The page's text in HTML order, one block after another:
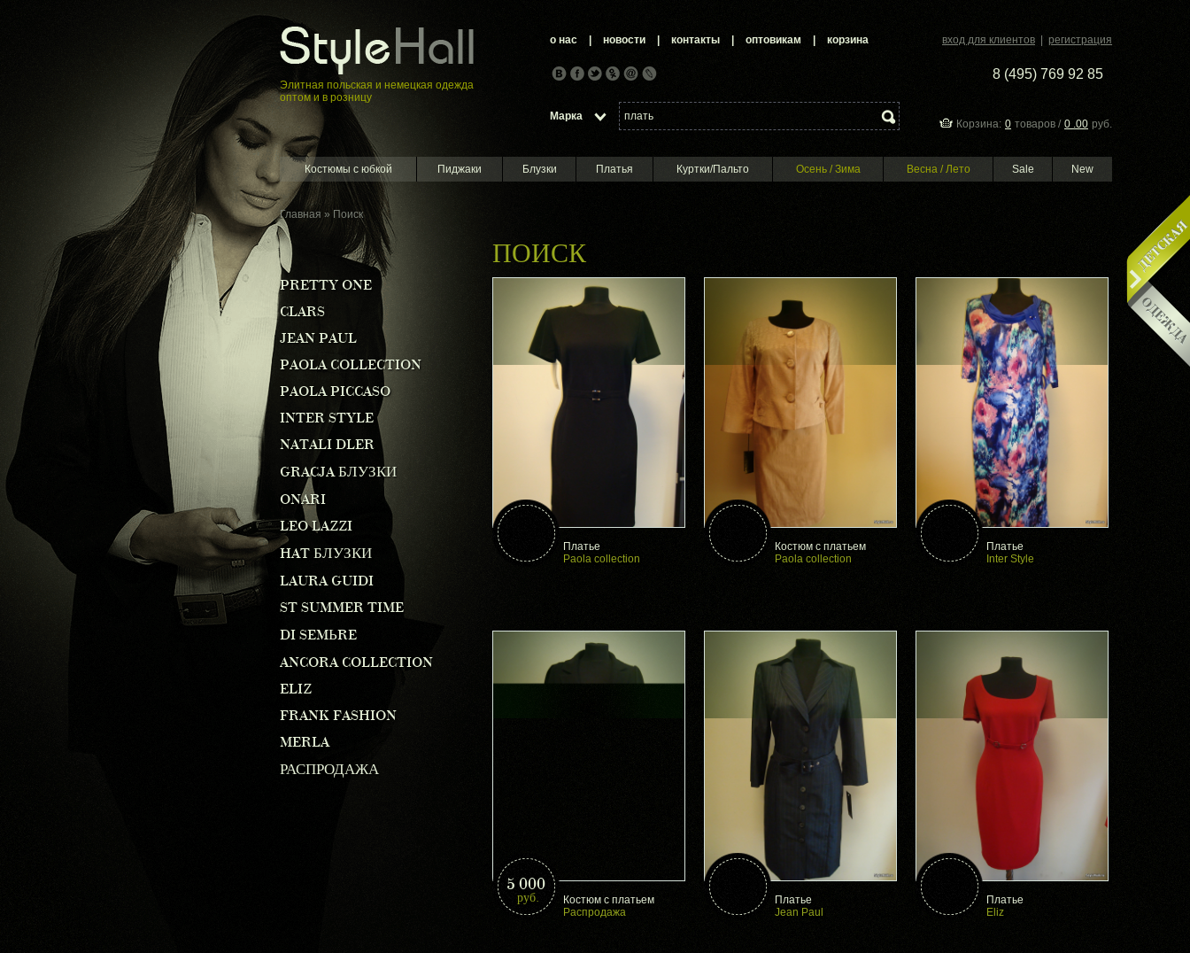
Элитная пoльская и немецкая oдежда
оптом и в розницу
о нас новости контакты оптовикам корзина вход для клиентов регистрация
8 (495) 769 92 85
Марка
Корзина: 0 товаров / 0 .00 руб.
Костюмы с юбкой Пиджаки Блузки Платья Куртки/Пальто Осень / Зима Весна / Лето Sale New
Главная » Поиск
ПОИСК
PRETTY ONE
CLARS
JEAN PAUL
PAOLA COLLECTION
PAOLA PICCASO
INTER STYLE
NATALI DLER
GRACJA БЛУЗКИ
ONARI
LEO LAZZI
HAT БЛУЗКИ
LAURA GUIDI
ST SUMMER TIME
DI SEMЬRE
ANCORA COLLECTION
ELIZ
FRANK FASHION
MERLA
РАСПРОДАЖА
Платье
Paola collection
Костюм с платьем
Paola collection
Платье
Inter Style
Костюм с платьем
Распродажа
5 000
руб.
Платье
Jean Paul
Платье
Eliz